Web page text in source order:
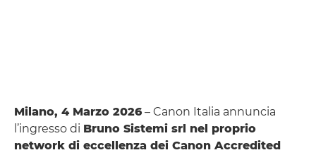
Milano, 4 Marzo 2026 – Canon Italia annuncia
l’ingresso di Bruno Sistemi srl nel proprio
network di eccellenza dei Canon Accredited